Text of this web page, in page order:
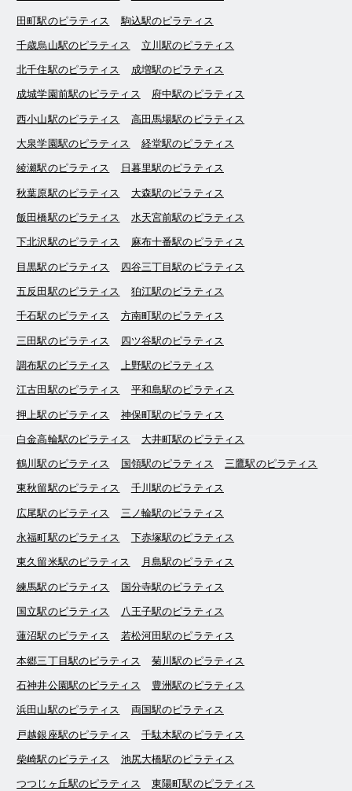
田町駅のピラティス 駒込駅のピラティス
千歳烏山駅のピラティス 立川駅のピラティス
北千住駅のピラティス 成増駅のピラティス
成城学園前駅のピラティス 府中駅のピラティス
西小山駅のピラティス 高田馬場駅のピラティス
大泉学園駅のピラティス 経堂駅のピラティス
綾瀬駅のピラティス 日暮里駅のピラティス
秋葉原駅のピラティス 大森駅のピラティス
飯田橋駅のピラティス 水天宮前駅のピラティス
下北沢駅のピラティス 麻布十番駅のピラティス
目黒駅のピラティス 四谷三丁目駅のピラティス
五反田駅のピラティス 狛江駅のピラティス
千石駅のピラティス 方南町駅のピラティス
三田駅のピラティス 四ツ谷駅のピラティス
調布駅のピラティス 上野駅のピラティス
江古田駅のピラティス 平和島駅のピラティス
押上駅のピラティス 神保町駅のピラティス
白金高輪駅のピラティス 大井町駅のピラティス
鶴川駅のピラティス 国領駅のピラティス 三鷹駅のピラティス
東秋留駅のピラティス 千川駅のピラティス
広尾駅のピラティス 三ノ輪駅のピラティス
永福町駅のピラティス 下赤塚駅のピラティス
東久留米駅のピラティス 月島駅のピラティス
練馬駅のピラティス 国分寺駅のピラティス
国立駅のピラティス 八王子駅のピラティス
蓮沼駅のピラティス 若松河田駅のピラティス
本郷三丁目駅のピラティス 菊川駅のピラティス
石神井公園駅のピラティス 豊洲駅のピラティス
浜田山駅のピラティス 両国駅のピラティス
戸越銀座駅のピラティス 千駄木駅のピラティス
柴崎駅のピラティス 池尻大橋駅のピラティス
つつじヶ丘駅のピラティス 東陽町駅のピラティス